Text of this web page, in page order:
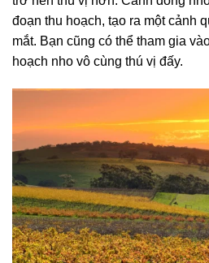
đoạn thu hoạch, tạo ra một cảnh
mắt. Bạn cũng có thể tham gia
hoạch nho vô cùng thú vị đấy.